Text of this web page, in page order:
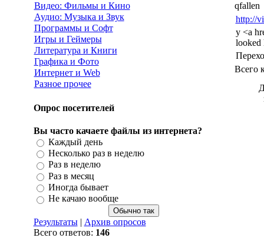
Видео: Фильмы и Кино
Аудио: Музыка и Звук
Программы и Софт
Игры и Геймеры
Литература и Книги
Графика и Фото
Интернет и Web
Разное прочее
Опрос посетителей
Вы часто качаете файлы из интернета?
Каждый день
Несколько раз в неделю
Раз в неделю
Раз в месяц
Иногда бывает
Не качаю вообще
Результаты| Архив опросов
Всего ответов: 146
qfallen
http://
y <a
looked
Всего